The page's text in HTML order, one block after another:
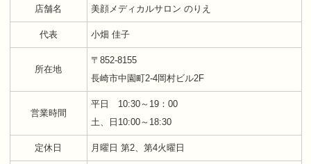
店舗名 美顔メディカルサロン のりえ
代表 小畑 佳子
所在地
〒852-8155
長崎市中園町2-4岡村ビル2F
営業時間
平日 10:30～19：00
土、日10:00～18:30
定休日 月曜日 第2、第4火曜日